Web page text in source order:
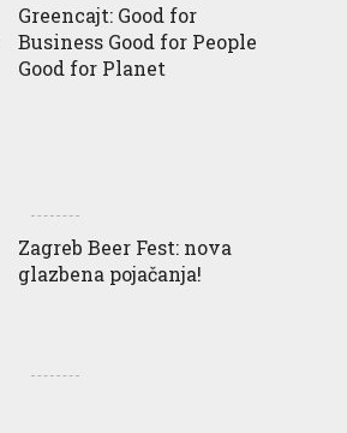
Greencajt: Good for
Business Good for People
Good for Planet
Zagreb Beer Fest: nova
glazbena pojačanja!